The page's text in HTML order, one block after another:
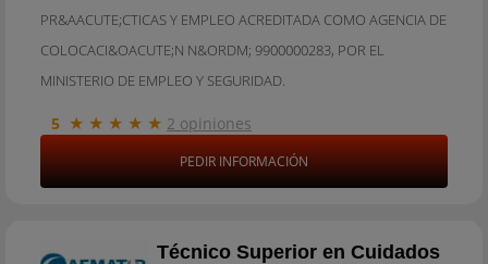
PR&AACUTE;CTICAS Y EMPLEO ACREDITADA COMO AGENCIA DE
COLOCACI&OACUTE;N N&ORDM; 9900000283, POR EL
MINISTERIO DE EMPLEO Y SEGURIDAD.
5 ★ ★ ★ ★ ★ 2 opiniones
PEDIR INFORMACIÓN
Técnico Superior en Cuidados